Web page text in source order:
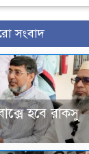
সংবাদ
হবে রাকসু